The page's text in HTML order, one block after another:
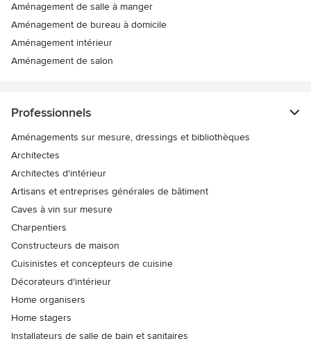
Aménagement de salle à manger
Aménagement de bureau à domicile
Aménagement intérieur
Aménagement de salon
Professionnels
Aménagements sur mesure, dressings et bibliothèques
Architectes
Architectes d'intérieur
Artisans et entreprises générales de bâtiment
Caves à vin sur mesure
Charpentiers
Constructeurs de maison
Cuisinistes et concepteurs de cuisine
Décorateurs d'intérieur
Home organisers
Home stagers
Installateurs de salle de bain et sanitaires